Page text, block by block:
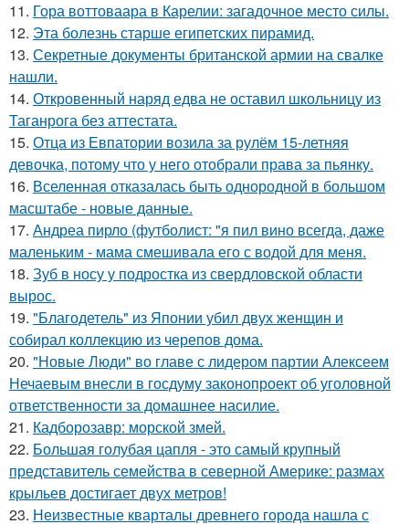
11. Гора воттоваара в Карелии: загадочное место силы.
12. Эта болезнь старше египетских пирамид.
13. Секретные документы британской армии на свалке
нашли.
14. Откровенный наряд едва не оставил школьницу из
Таганрога без аттестата.
15. Отца из Евпатории возила за рулём 15-летняя
девочка, потому что у него отобрали права за пьянку.
16. Вселенная отказалась быть однородной в большом
масштабе - новые данные.
17. Андреа пирло (футболист: "я пил вино всегда, даже
маленьким - мама смешивала его с водой для меня.
18. Зуб в носу у подростка из свердловской области
вырос.
19. "Благодетель" из Японии убил двух женщин и
собирал коллекцию из черепов дома.
20. "Новые Люди" во главе с лидером партии Алексеем
Нечаевым внесли в госдуму законопроект об уголовной
ответственности за домашнее насилие.
21. Кадборозавр: морской змей.
22. Большая голубая цапля - это самый крупный
представитель семейства в северной Америке: размах
крыльев достигает двух метров!
23. Неизвестные кварталы древнего города нашла с